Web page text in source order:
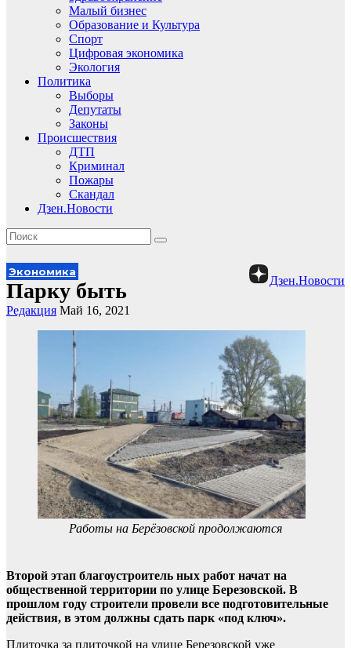
Малый бизнес
Образование и Культура
Спорт
Цифровая экономика
Экология
Политика
Выборы
Депутаты
Законы
Происшествия
ДТП
Криминал
Пожары
Скандал
Дзен.Новости
Дзен.Новости
Экономика
Парку быть
Редакция Май 16, 2021
Работы на Берёзовской продолжаются
Второй этап благоустроитель ных работ начат на
общественной территории по улице Березовской. В
прошлом году строители провели все подготовительные
действия, в этом должны сдать парк «под ключ».
Плиточка за плиточкой на улице Березовской уже